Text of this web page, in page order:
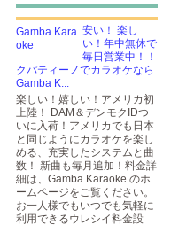
安い！ 楽し
い！年中無休で
毎日営業中！！
クパティーノでカラオケなら
Gamba K...
楽しい！嬉しい！アメリカ初
上陸！ DAM＆デンモクIDつ
いに入荷！アメリカでも日本
と同じようにカラオケを楽し
める、充実したシステムと曲
数！ 新曲も毎月追加！料金詳
細は、Gamba Karaoke のホ
ームページをご覧ください。
お一人様でもいつでも気軽に
利用できるウレシイ料金設